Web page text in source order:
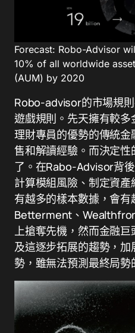
Forecast: Robo-Advisor
10% of all worldwide
(AUM) by 2020
Robo-advisor的市場規
遊戲規則。先天擁有較
理財專員的優勢的傳統
售和解讀經驗。而決定
了。在Rabo-Advisor背
計算模組風險、制定資產
有越多的樣本數據，會有
Betterment、
上搶奪先機，然而金融
及這逐步拓展的趨勢，
勢，雖無法預測最終局勢